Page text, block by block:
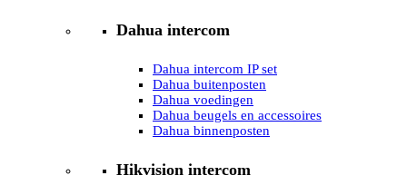
Dahua intercom
Dahua intercom IP set
Dahua buitenposten
Dahua voedingen
Dahua beugels en accessoires
Dahua binnenposten
Hikvision intercom